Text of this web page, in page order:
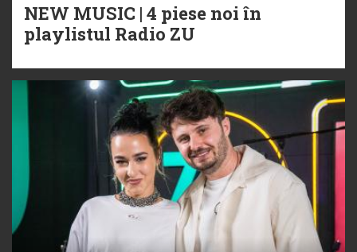
NEW MUSIC | 4 piese noi în
playlistul Radio ZU